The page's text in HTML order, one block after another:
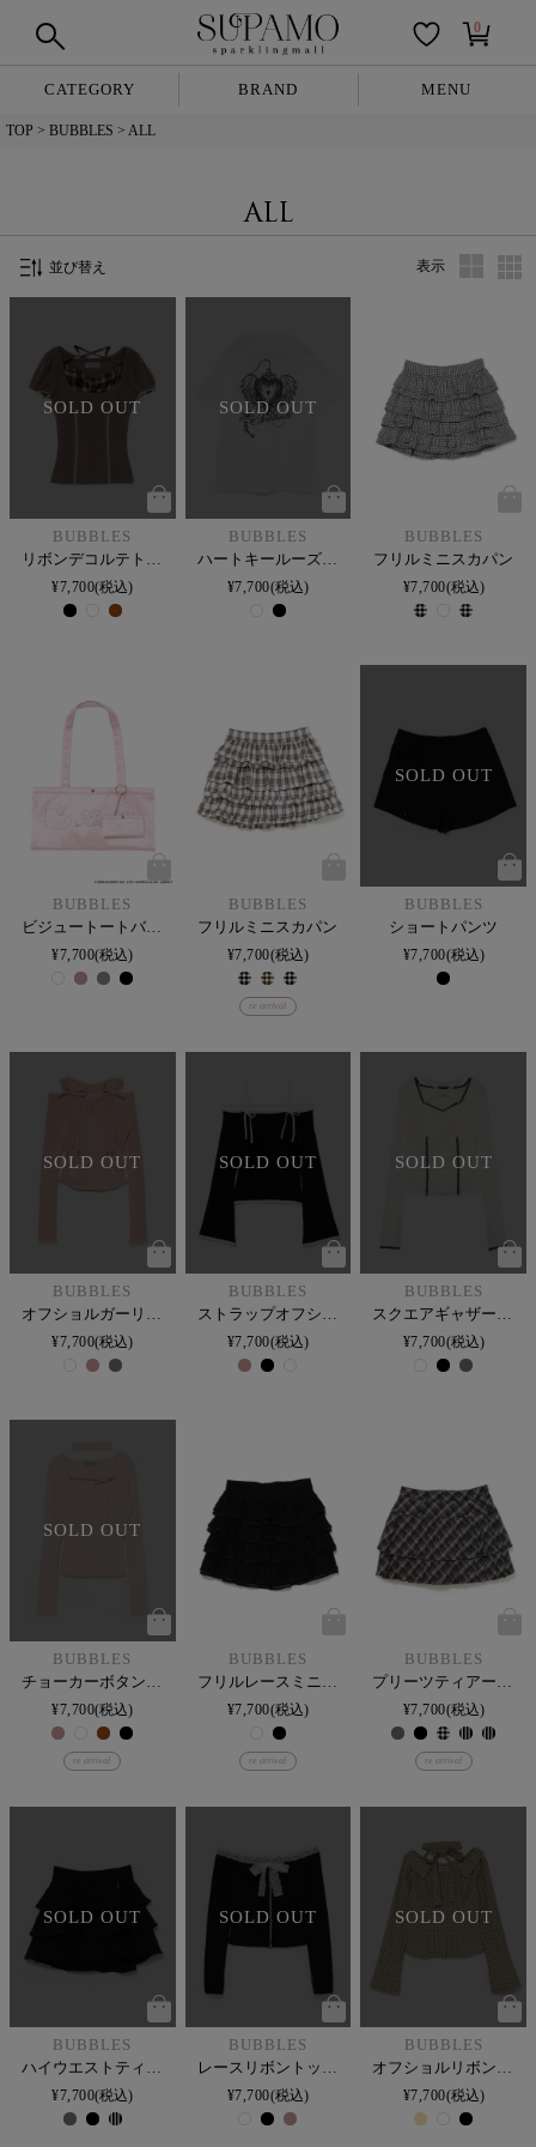
0
CATEGORY BRAND MENU
TOP BUBBLES ALL
ALL
並び替え 表示
SOLD OUT
BUBBLES
¥7,700 税込
SOLD OUT
BUBBLES
ハートキールーズTEE
¥7,700 税込
BUBBLES
フリルミニスカパン
¥7,700 税込
BUBBLES
¥7,700 税込
BUBBLES
フリルミニスカパン
¥7,700 税込
re arrival
SOLD OUT
BUBBLES
ショートパンツ
¥7,700 税込
SOLD OUT
BUBBLES
¥7,700 税込
SOLD OUT
BUBBLES
¥7,700 税込
SOLD OUT
BUBBLES
¥7,700 税込
SOLD OUT
BUBBLES
¥7,700 税込
re arrival
BUBBLES
¥7,700 税込
re arrival
BUBBLES
¥7,700 税込
re arrival
SOLD OUT
BUBBLES
ハイウエストティアードスカパン
¥7,700 税込
SOLD OUT
BUBBLES
レースリボントップス
¥7,700 税込
SOLD OUT
BUBBLES
オフショルリボンタイブラウス
¥7,700 税込